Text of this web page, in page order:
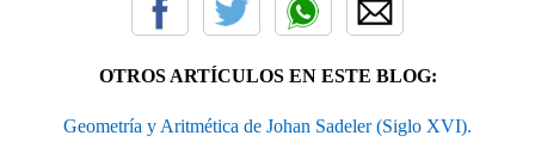
OTROS ARTÍCULOS EN ESTE BLOG:
Geometría y Aritmética de Johan Sadeler (Siglo XVI).